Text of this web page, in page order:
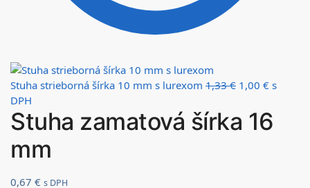
Stuha strieborná šírka 10 mm s lurexom 1,33€ 1,00 € s
DPH
Stuha zamatová šírka 16
mm
0,67 € s DPH